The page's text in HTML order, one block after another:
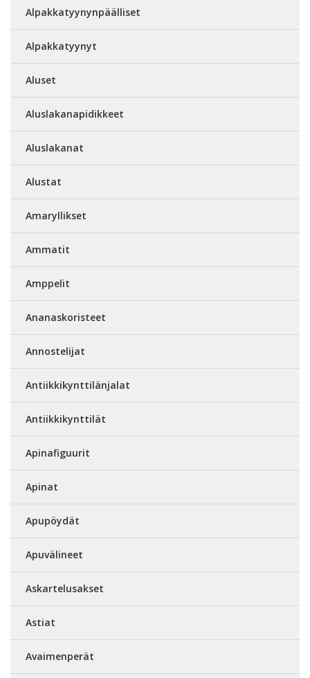
Alpakkatyynynpäälliset
Alpakkatyynyt
Aluset
Aluslakanapidikkeet
Aluslakanat
Alustat
Amaryllikset
Ammatit
Amppelit
Ananaskoristeet
Annostelijat
Antiikkikynttilänjalat
Antiikkikynttilät
Apinafiguurit
Apinat
Apupöydät
Apuvälineet
Askartelusakset
Astiat
Avaimenperät